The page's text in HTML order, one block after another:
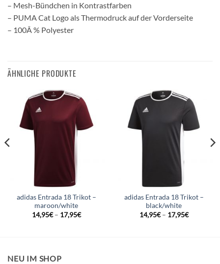
– Mesh-Bündchen in Kontrastfarben
– PUMA Cat Logo als Thermodruck auf der Vorderseite
– 100Â % Polyester
ÄHNLICHE PRODUKTE
adidas Entrada 18 Trikot –
maroon/white
14,95€– 17,95€
adidas Entrada 18 Trikot –
black/white
14,95€– 17,95€
NEU IM SHOP